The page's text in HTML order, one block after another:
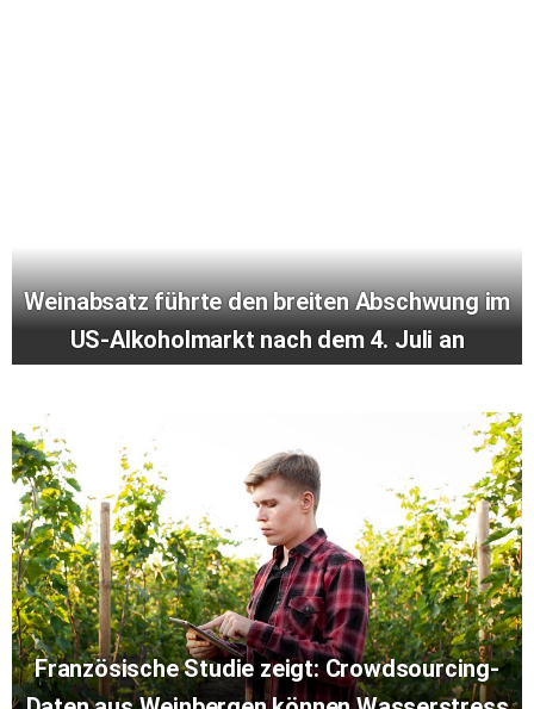
Weinabsatz führte den breiten Abschwung im
US-Alkoholmarkt nach dem 4. Juli an
Französische Studie zeigt: Crowdsourcing-